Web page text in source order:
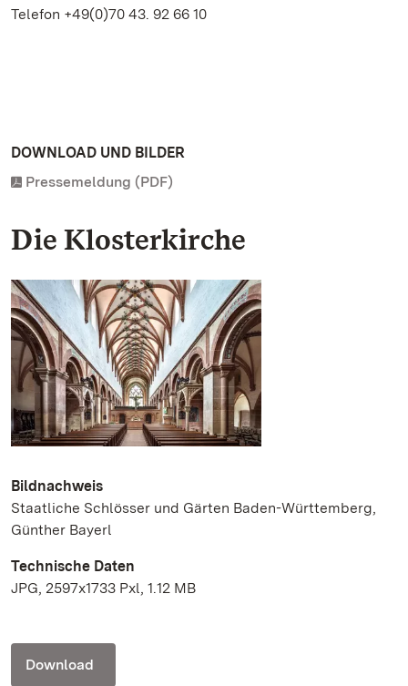
Telefon +49(0)70 43. 92 66 10
DOWNLOAD UND BILDER
Pressemeldung (PDF)
Die Klosterkirche
Bildnachweis
Staatliche Schlösser und Gärten Baden-Württemberg,
Günther Bayerl
Technische Daten
JPG, 2597x1733 Pxl, 1.12 MB
Download